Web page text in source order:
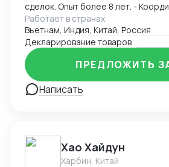
сделок. Опыт более 8 лет. -
цепочки поставок. Взаимодействие
Поставщиками, - Транспортными компаниями и -
органами по Сертификации. - Определение кода ТН
ВЭД, расчет пошлины и
расчет себестоимости поставки
Прохождение таможенного
Самостоятельная подача
Работает в странах
Вьетнам, Индия, Китай, Россия
Декларирование товаров
Написать
ПРЕДЛОЖИТЬ
Хао Хайдун
Харбин, Китай